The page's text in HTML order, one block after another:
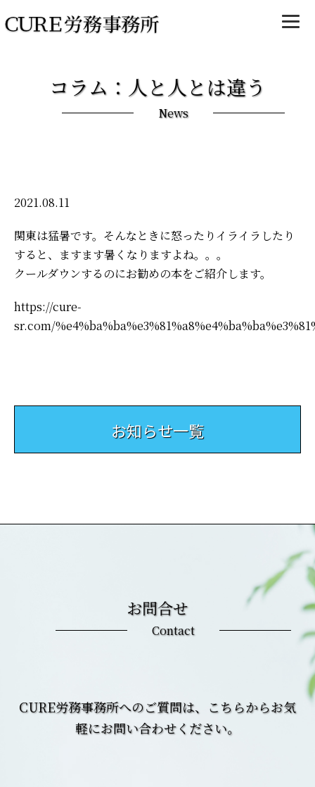
コラム：人と人とは違う
News
2021.08.11
関東は猛暑です。そんなときに怒ったりイライラしたり
すると、ますます暑くなりますよね。。。
クールダウンするのにお勧めの本をご紹介します。
https://cure-
sr.com/
お知らせ一覧
お問合せ
Contact
CURE労務事務所へのご質問は、こちらからお気
軽にお問い合わせください。